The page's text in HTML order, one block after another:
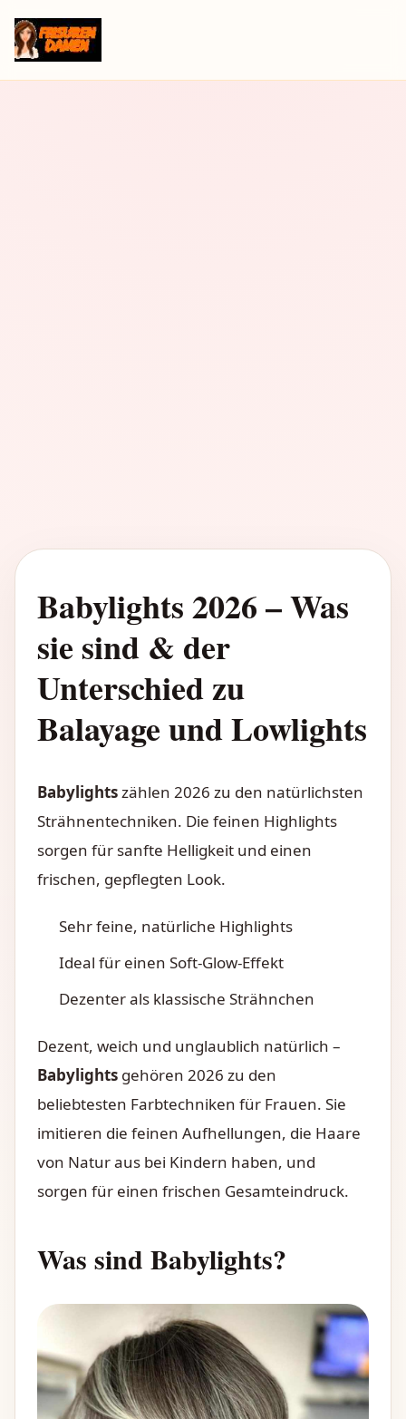
Babylights 2026 – Was
sie sind & der
Unterschied zu
Balayage und Lowlights
Babylightszählen 2026 zu den natürlichsten
Strähnentechniken. Die feinen Highlights
sorgen für sanfte Helligkeit und einen
frischen, gepflegten Look.
Sehr feine, natürliche Highlights
Ideal für einen Soft-Glow-Effekt
Dezenter als klassische Strähnchen
Dezent, weich und unglaublich natürlich –
Babylights gehören 2026 zu den
beliebtesten Farbtechniken für Frauen. Sie
imitieren die feinen Aufhellungen, die Haare
von Natur aus bei Kindern haben, und
sorgen für einen frischen Gesamteindruck.
Was sind Babylights?